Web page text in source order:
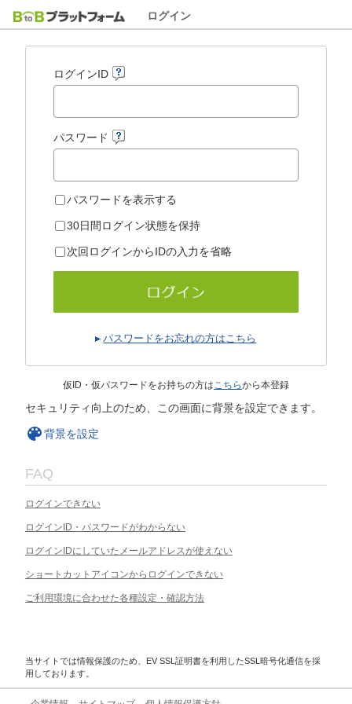
ログイン
ログインID
パスワード
パスワードを表示する
30日間ログイン状態を保持
次回ログインからIDの入力を省略
パスワードをお忘れの方はこちら
仮ID・仮パスワードをお持ちの方はこちらから本登録
セキュリティ向上のため、この画面に背景を設定できます。
背景を設定
FAQ
ログインできない
ログインID・パスワードがわからない
ログインIDにしていたメールアドレスが使えない
ショートカットアイコンからログインできない
ご利用環境に合わせた各種設定・確認方法
当サイトでは情報保護のため、EV SSL証明書を利用したSSL暗号化通信を採
用しております。